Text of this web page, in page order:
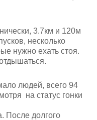
3.7км и 120м
несколько
нужно ехать стоя.
людей, всего 94
на статус гонки
После долгого